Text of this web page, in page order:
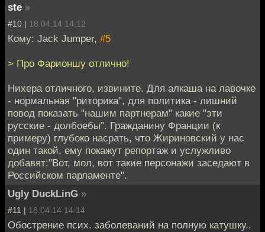
ste »
#10 | 18.04.14 14:12
Кому: Jack Jumper, #5
> Про Фарионшу отлично!
Нихера отличного, извините. Для алкаша на лавочке
- нормальная "риторика", для политика - лишний
повод показать "нашим партнерам" какие "эти
русские - долбоебы". Гражданину Франции (к
примеру) глубоко насрать, что Жириновский у нас
один такой, ему покажут репортаж и услужливо
добавят:"Вот, мол, вот такие персонажи заседают в
Российском парламенте".
Ugly DuckLinG »
#11 | 18.04.14 14:14
Обострение псих. заболеваний на полную катушку..